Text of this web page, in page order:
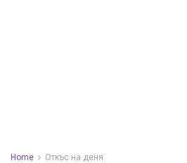
Home Откъс на деня